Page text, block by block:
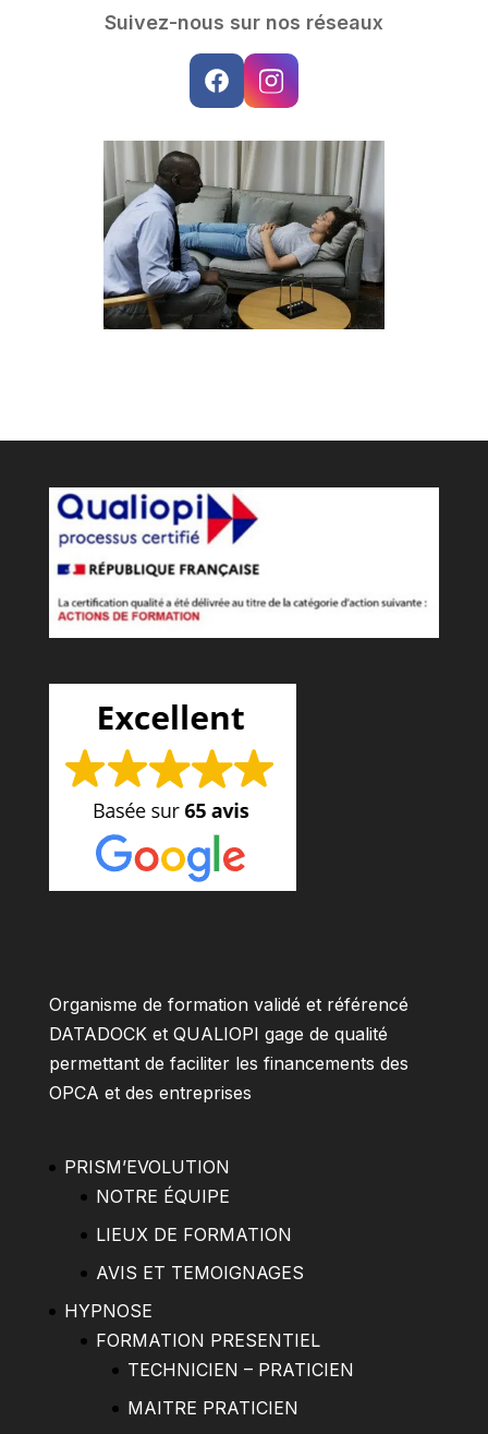
Suivez-nous sur nos réseaux
Organisme de formation validé et référencé
DATADOCK et QUALIOPI gage de qualité
permettant de faciliter les financements des
OPCA et des entreprises
PRISM’EVOLUTION
NOTRE ÉQUIPE
LIEUX DE FORMATION
AVIS ET TEMOIGNAGES
HYPNOSE
FORMATION PRESENTIEL
TECHNICIEN – PRATICIEN
MAITRE PRATICIEN